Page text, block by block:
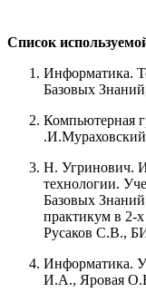
Список
Информатика.
Базовых
Компьютерная
.И.Мураховский
Н. Угринович.
технологии.
Базовых
практикум в 2-
Русаков С.В.,
Информатика.
И.А., Яровая